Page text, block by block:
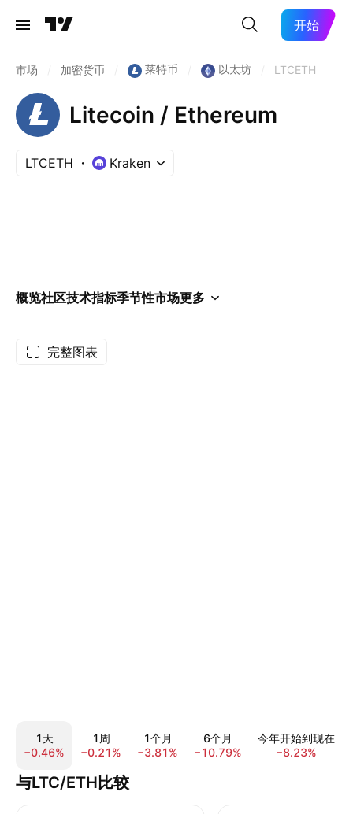
开始
市场 加密货币 莱特币 以太坊 LTCETH
Litecoin / Ethereum
LTCETH Kraken
概览社区技术指标季节性市场更多
完整图表
1天
−0.46%
1周
−0.21%
1个月
−3.81%
6个月
−10.79%
今年开始到现在
−8.23%
与LTC/ETH比较